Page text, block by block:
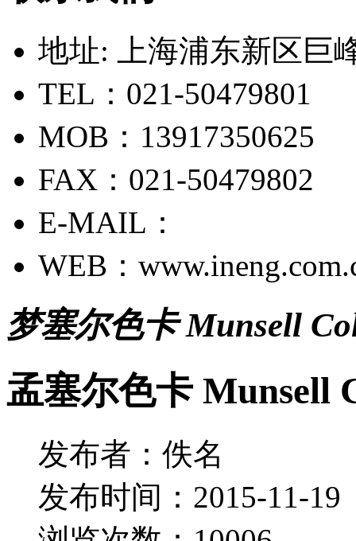
地址: 上海浦东新区巨
TEL：021-50479801
MOB：13917350625
FAX：021-50479802
E-MAIL：
WEB：
梦塞尔色卡 Munsell
孟塞尔色卡 Munsell
发布者：佚名
发布时间：2015-11-19